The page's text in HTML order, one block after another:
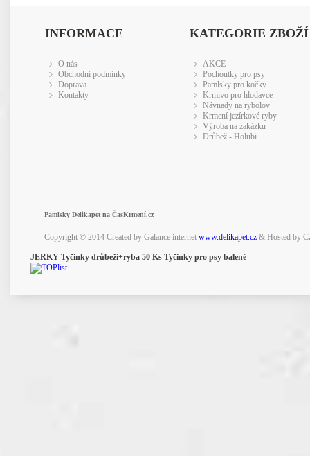
INFORMACE
O nás
Obchodní podmínky
Doprava
Kontakty
KATEGORIE ZBOŽÍ
AKCE
Pochoutky pro psy
Pamlsky pro kočky
Krmivo pro hlodavce
Návnady na rybolov
Krmení jezírkové ryby
Výroba na zakázku
Drůbež - Holubi
Pamlsky Delikapet na ČasKrmení.cz
Copyright © 2014 Created by Galance internet www.delikapet.cz& Hosted by
JERKY Tyčinky drůbeží+ryba 50 Ks Tyčinky pro psy balené